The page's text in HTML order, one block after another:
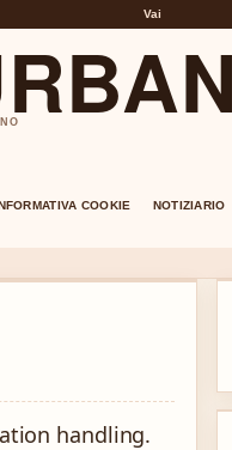
Vai
COOKIE NOTIZIARIO
handling.